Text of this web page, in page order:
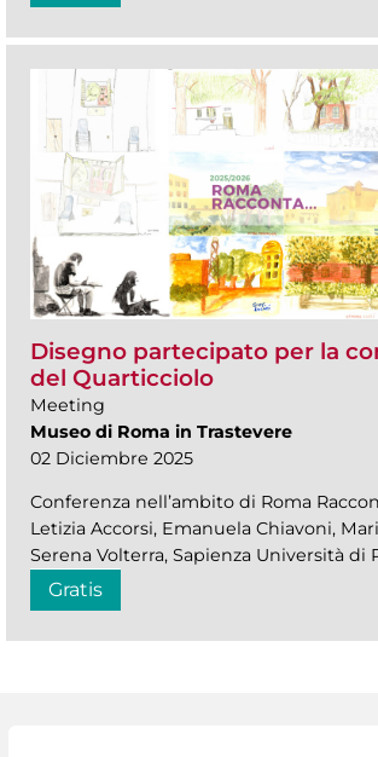
Disegno partecipato per la
del Quarticciolo
Meeting
Museo di Roma in Trastevere
02 Diciembre 2025
Conferenza nell’ambito di Roma
Letizia Accorsi, Emanuela Chiavoni,
Serena Volterra, Sapienza Università di
Gratis